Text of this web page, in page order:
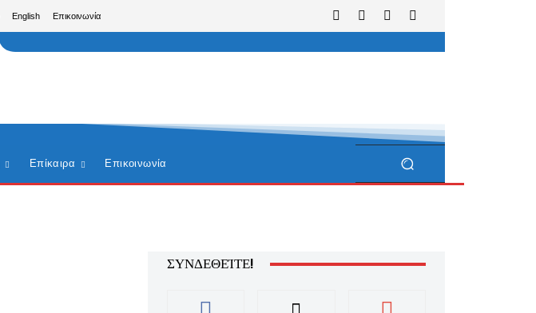
English Επικοινωνία
Επίκαιρα Επικοινωνία
ΣΥΝΔΕΘΕΊΤΕ!